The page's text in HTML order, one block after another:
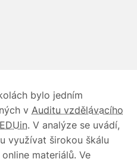
bylo jedním
v Auditu vzdělávacího
. V analýze se uvádí,
využívat širokou škálu
materiálů. Ve